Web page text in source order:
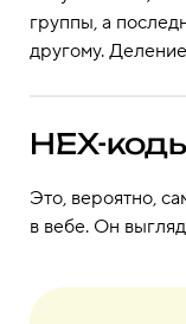
группы, а
другому.
HEX-
Это, вероятно,
в вебе. Он